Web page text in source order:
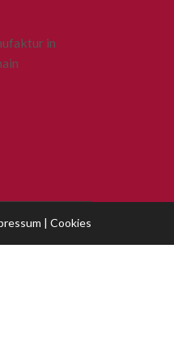
| Cookies